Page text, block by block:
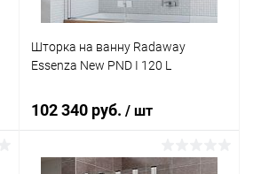
Шторка на ванну Radaway
Essenza New PND I 120 L
102 340 руб./ шт